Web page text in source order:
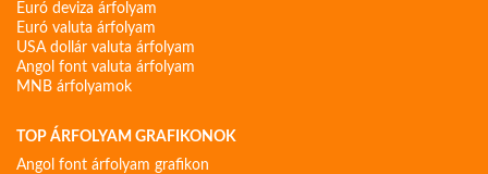
Euró deviza árfolyam
Euró valuta árfolyam
USA dollár valuta árfolyam
Angol font valuta árfolyam
MNB árfolyamok
TOP ÁRFOLYAM GRAFIKONOK
Angol font árfolyam grafikon